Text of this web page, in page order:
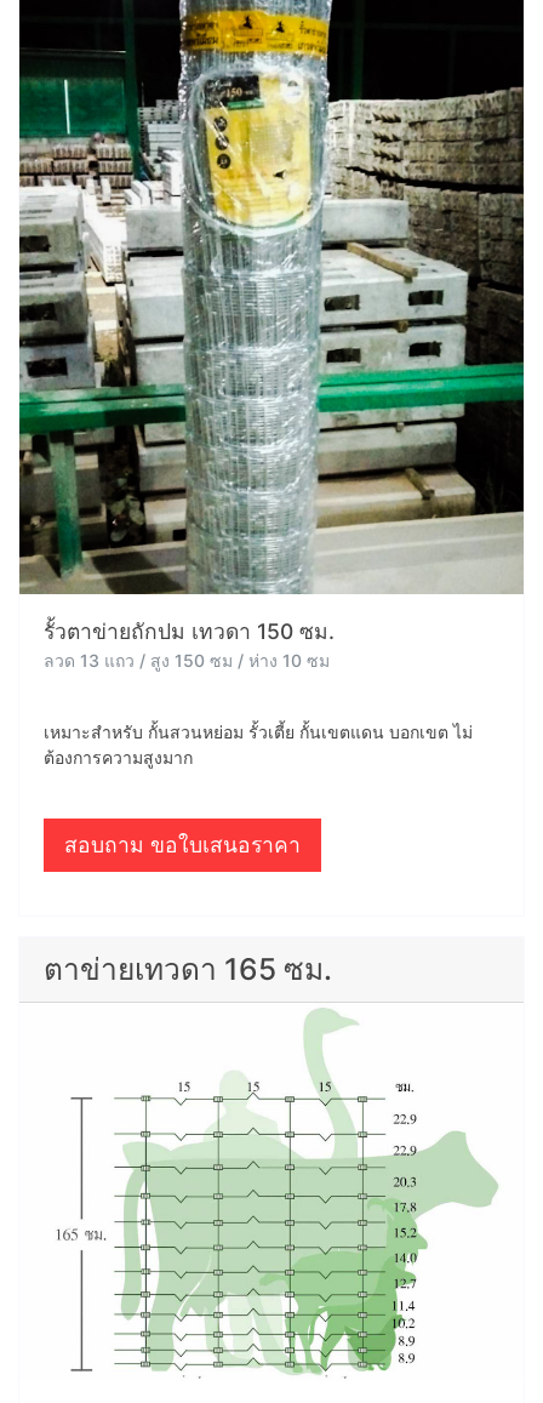
รั้วตาข่ายถักปม เทวดา 150 ซม.
ลวด 13 แถว / สูง 150 ซม / ห่าง 10 ซม
เหมาะสำหรับ กั้นสวนหย่อม รั้วเตี้ย กั้นเขตแดน บอกเขต ไม่
ต้องการความสูงมาก
สอบถาม ขอใบเสนอราคา
ตาข่ายเทวดา 165 ซม.